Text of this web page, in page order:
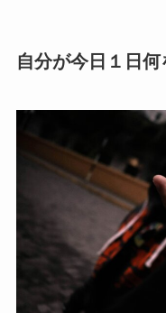
自分が今日１日